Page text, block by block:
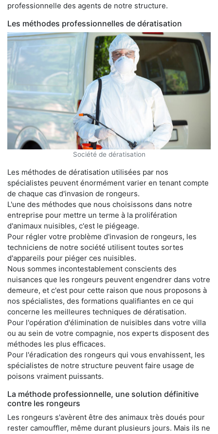
professionnelle des agents de notre structure.
Les méthodes professionnelles de dératisation
Société de dératisation
Les méthodes de dératisation utilisées par nos
spécialistes peuvent énormément varier en tenant compte
de chaque cas d'invasion de rongeurs.
L'une des méthodes que nous choisissons dans notre
entreprise pour mettre un terme à la prolifération
d'animaux nuisibles, c'est le piégeage.
Pour régler votre problème d'invasion de rongeurs, les
techniciens de notre société utilisent toutes sortes
d'appareils pour piéger ces nuisibles.
Nous sommes incontestablement conscients des
nuisances que les rongeurs peuvent engendrer dans votre
demeure, et c'est pour cette raison que nous proposons à
nos spécialistes, des formations qualifiantes en ce qui
concerne les meilleures techniques de dératisation.
Pour l'opération d'élimination de nuisibles dans votre villa
ou au sein de votre compagnie, nos experts disposent des
méthodes les plus efficaces.
Pour l'éradication des rongeurs qui vous envahissent, les
spécialistes de notre structure peuvent faire usage de
poisons vraiment puissants.
La méthode professionnelle, une solution définitive
contre les rongeurs
Les rongeurs s'avèrent être des animaux très doués pour
rester camouffler, même durant plusieurs jours. Mais ils ne